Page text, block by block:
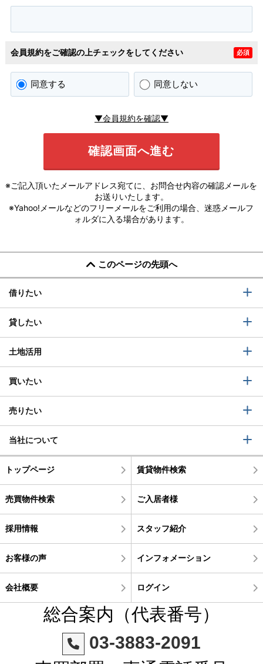
会員規約をご確認の上チェックをしてください 必須
同意する 同意しない
▼会員規約を確認▼
※ご記入頂いたメールアドレス宛てに、お問合せ内容の確認メールを
お送りいたします。
※Yahoo!メールなどのフリーメールをご利用の場合、迷惑メールフ
ォルダに入る場合があります。
このページの先頭へ
借りたい
貸したい
土地活用
買いたい
売りたい
当社について
トップページ 賃貸物件検索
売買物件検索 ご入居者様
採用情報 スタッフ紹介
お客様の声 インフォメーション
会社概要 ログイン
総合案内（代表番号）
03-3883-2091